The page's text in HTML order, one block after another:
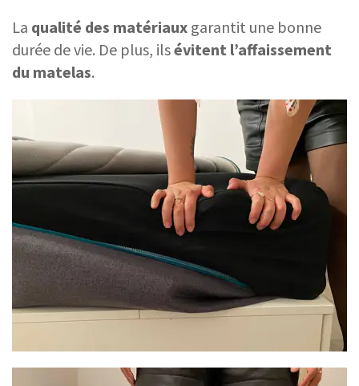
La qualité des matériaux garantit une bonne
durée de vie. De plus, ilsévitent l’affaissement
du matelas.